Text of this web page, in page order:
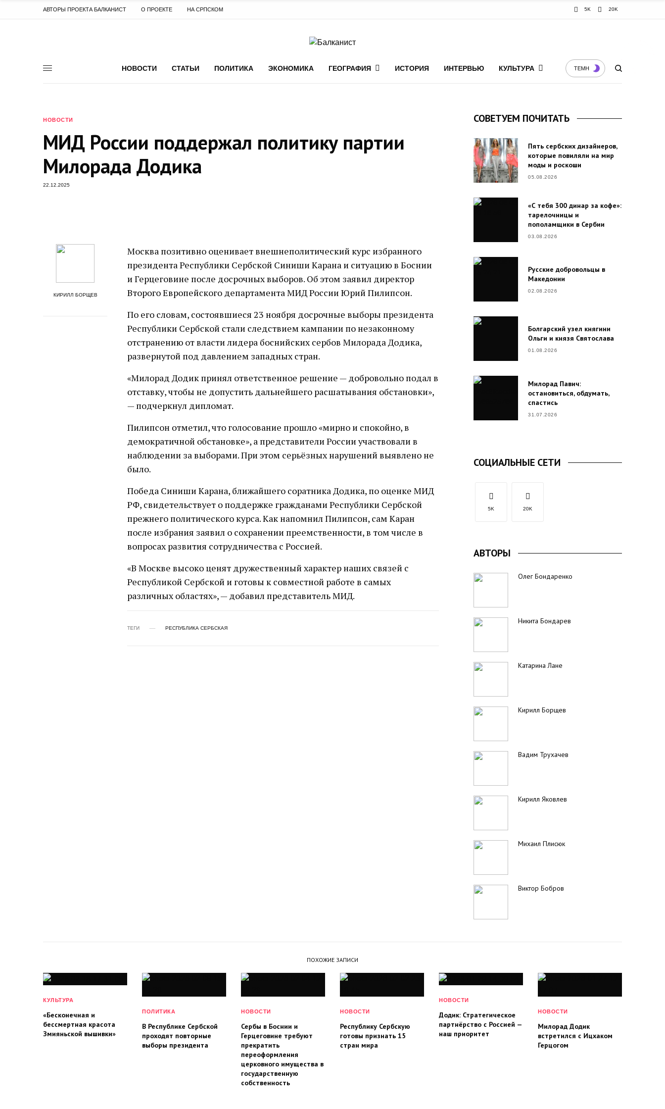
АВТОРЫ ПРОЕКТА БАЛКАНИСТ О ПРОЕКТЕ НА СРПСКОМ 5K 20K
НОВОСТИ СТАТЬИ ПОЛИТИКА ЭКОНОМИКА ГЕОГРАФИЯ ИСТОРИЯ ИНТЕРВЬЮ КУЛЬТУРА ТЕМН
НОВОСТИ
МИД России поддержал политику партии
Милорада Додика
22.12.2025
КИРИЛЛ БОРЩЕВ
Москва позитивно оценивает внешнеполитический курс избранного
президента Республики Сербской Синиши Карана и ситуацию в Боснии
и Герцеговине после досрочных выборов. Об этом заявил директор
Второго Европейского департамента МИД России Юрий Пилипсон.
По его словам, состоявшиеся 23 ноября досрочные выборы президента
Республики Сербской стали следствием кампании по незаконному
отстранению от власти лидера боснийских сербов Милорада Додика,
развернутой под давлением западных стран.
«Милорад Додик принял ответственное решение — добровольно подал в
отставку, чтобы не допустить дальнейшего расшатывания обстановки»,
— подчеркнул дипломат.
Пилипсон отметил, что голосование прошло «мирно и спокойно, в
демократичной обстановке», а представители России участвовали в
наблюдении за выборами. При этом серьёзных нарушений выявлено не
было.
Победа Синиши Карана, ближайшего соратника Додика, по оценке МИД
РФ, свидетельствует о поддержке гражданами Республики Сербской
прежнего политического курса. Как напомнил Пилипсон, сам Каран
после избрания заявил о сохранении преемственности, в том числе в
вопросах развития сотрудничества с Россией.
«В Москве высоко ценят дружественный характер наших связей с
Республикой Сербской и готовы к совместной работе в самых
различных областях», — добавил представитель МИД.
ТЕГИ РЕСПУБЛИКА СЕРБСКАЯ
СОВЕТУЕМ ПОЧИТАТЬ
Пять сербских дизайнеров,
которые повиляли на мир
моды и роскоши
05.08.2026
«С тебя 300 динар за кофе»:
тарелочницы и
пополамщики в Сербии
03.08.2026
Русские добровольцы в
Македонии
02.08.2026
Болгарский узел княгини
Ольги и князя Святослава
01.08.2026
Милорад Павич:
остановиться, обдумать,
спастись
31.07.2026
СОЦИАЛЬНЫЕ СЕТИ
5K 20K
АВТОРЫ
Олег Бондаренко
Никита Бондарев
Катарина Лане
Кирилл Борщев
Вадим Трухачев
Кирилл Яковлев
Михаил Плисюк
Виктор Бобров
ПОХОЖИЕ ЗАПИСИ
КУЛЬТУРА
«Бесконечная и
бессмертная красота
Змияньской вышивки»
ПОЛИТИКА
В Республике Сербской
проходят повторные
выборы президента
НОВОСТИ
Сербы в Боснии и
Герцеговине требуют
прекратить
переоформления
церковного имущества в
государственную
собственность
НОВОСТИ
Республику Сербскую
готовы признать 15
стран мира
НОВОСТИ
Додик: Стратегическое
партнёрство с Россией —
наш приоритет
НОВОСТИ
Милорад Додик
встретился с Ицхаком
Герцогом